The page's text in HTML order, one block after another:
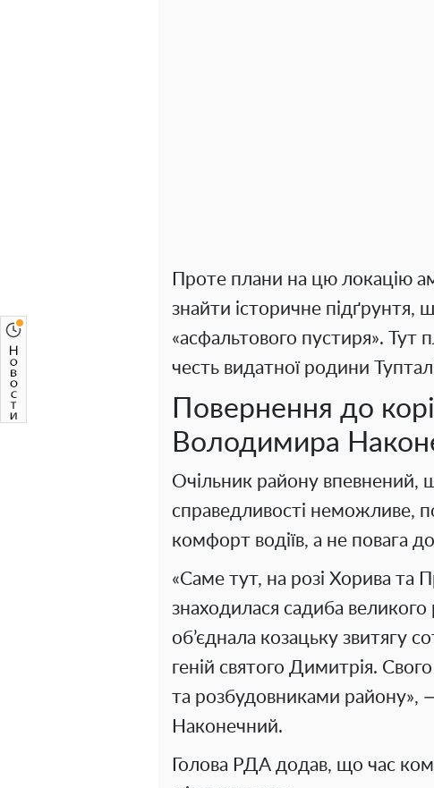
Проте плани на цю локацію
знайти історичне підґрунтя,
«асфальтового пустиря».
честь видатної родини
Повернення до
Володимира
Очільник району впевнений,
справедливості неможливе,
комфорт водіїв, а не повага
«Саме тут, на розі Хорива та
знаходилася садиба
об’єднала козацьку звитягу
геній святого Димитрія.
та розбудовниками району»,
Наконечний.
Голова РДА додав, що час